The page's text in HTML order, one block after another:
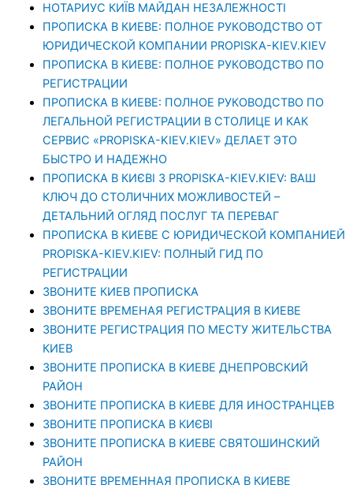
НОТАРИУС КИЇВ МАЙДАН НЕЗАЛЕЖНОСТІ
ПРОПИСКА В КИЕВЕ: ПОЛНОЕ РУКОВОДСТВО ОТ
ЮРИДИЧЕСКОЙ КОМПАНИИ PROPISKA-KIEV.KIEV
ПРОПИСКА В КИЕВЕ: ПОЛНОЕ РУКОВОДСТВО ПО
РЕГИСТРАЦИИ
ПРОПИСКА В КИЕВЕ: ПОЛНОЕ РУКОВОДСТВО ПО
ЛЕГАЛЬНОЙ РЕГИСТРАЦИИ В СТОЛИЦЕ И КАК
СЕРВИС «PROPISKA-KIEV.KIEV» ДЕЛАЕТ ЭТО
БЫСТРО И НАДЕЖНО
ПРОПИСКА В КИЄВІ З PROPISKA-KIEV.KIEV: ВАШ
КЛЮЧ ДО СТОЛИЧНИХ МОЖЛИВОСТЕЙ –
ДЕТАЛЬНИЙ ОГЛЯД ПОСЛУГ ТА ПЕРЕВАГ
ПРОПИСКА В КИЕВЕ С ЮРИДИЧЕСКОЙ КОМПАНИЕЙ
PROPISKA-KIEV.KIEV: ПОЛНЫЙ ГИД ПО
РЕГИСТРАЦИИ
ЗВОНИТЕ КИЕВ ПРОПИСКА
ЗВОНИТЕ ВРЕМЕНАЯ РЕГИСТРАЦИЯ В КИЕВЕ
ЗВОНИТЕ РЕГИСТРАЦИЯ ПО МЕСТУ ЖИТЕЛЬСТВА
КИЕВ
ЗВОНИТЕ ПРОПИСКА В КИЕВЕ ДНЕПРОВСКИЙ
РАЙОН
ЗВОНИТЕ ПРОПИСКА В КИЕВЕ ДЛЯ ИНОСТРАНЦЕВ
ЗВОНИТЕ ПРОПИСКА В КИЄВІ
ЗВОНИТЕ ПРОПИСКА В КИЕВЕ СВЯТОШИНСКИЙ
РАЙОН
ЗВОНИТЕ ВРЕМЕННАЯ ПРОПИСКА В КИЕВЕ